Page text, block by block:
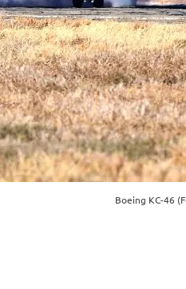
Boeing KC-46